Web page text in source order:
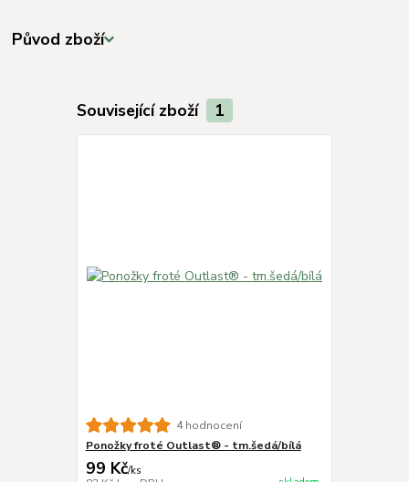
Původ zboží
Související zboží 1
4 hodnocení
Ponožky froté Outlast® - tm.šedá/bílá
99 Kč/ks